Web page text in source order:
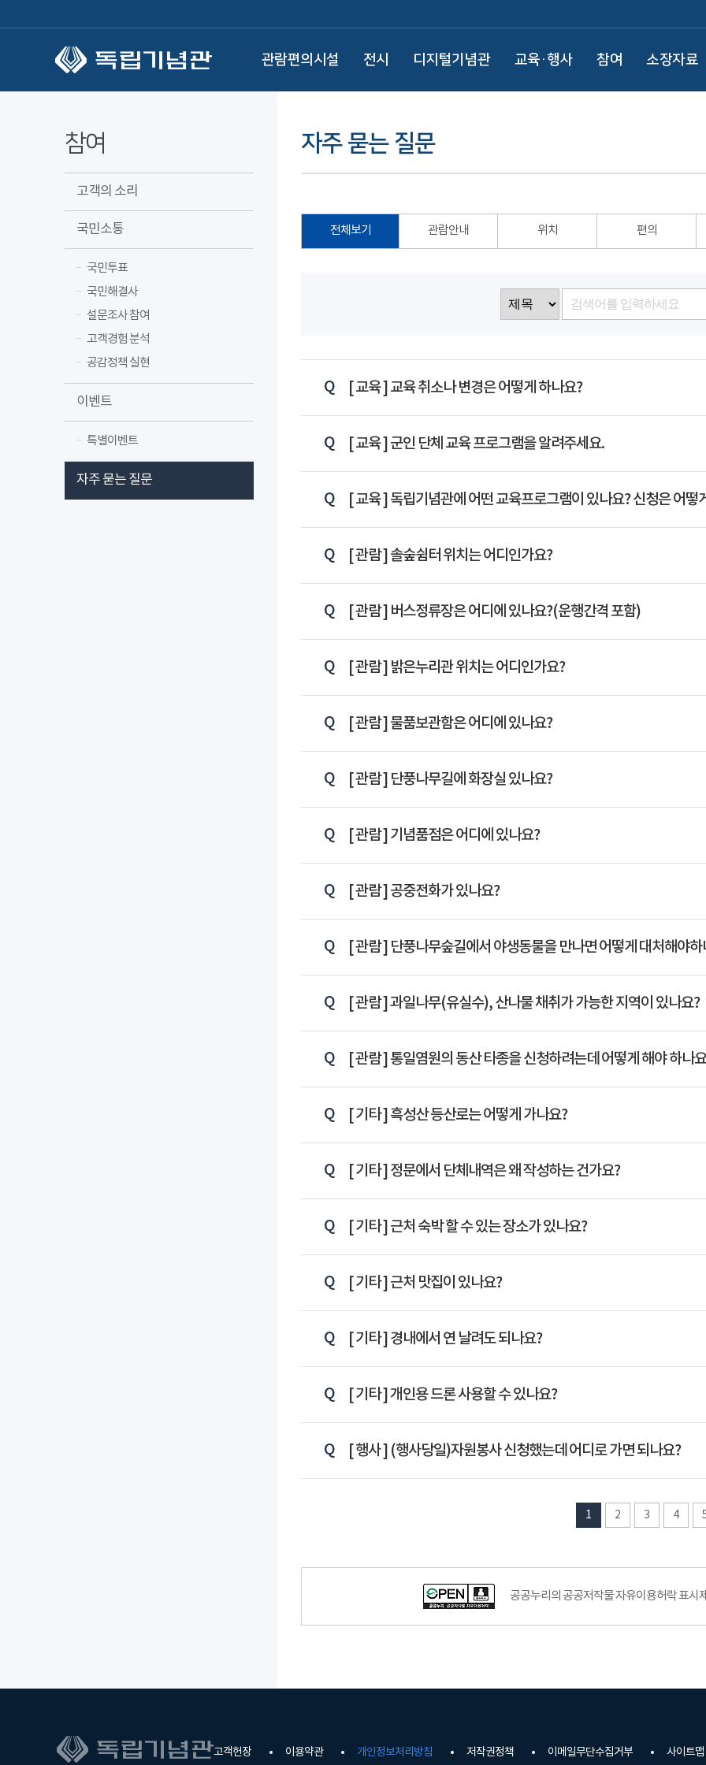
관람편의시설 전시 디지털기념관 교육·행사 참여 소장자료
참여
고객의 소리
국민소통
국민투표
국민해결사
설문조사 참여
고객경험 분석
공감정책 실현
이벤트
특별이벤트
자주 묻는 질문
자주 묻는 질문
전체보기 관람안내 위치 편의
Q
[ 교육 ] 교육 취소나 변경은 어떻게 하나요?
Q
[ 교육 ] 군인 단체 교육 프로그램을 알려주세요.
Q
[ 교육 ] 독립기념관에 어떤 교육프로그램이 있나요? 신청은 어떻
Q
[ 관람 ] 솔숲쉼터 위치는 어디인가요?
Q
[ 관람 ] 버스정류장은 어디에 있나요?(운행간격 포함)
Q
[ 관람 ] 밝은누리관 위치는 어디인가요?
Q
[ 관람 ] 물품보관함은 어디에 있나요?
Q
[ 관람 ] 단풍나무길에 화장실 있나요?
Q
[ 관람 ] 기념품점은 어디에 있나요?
Q
[ 관람 ] 공중전화가 있나요?
Q
[ 관람 ] 단풍나무숲길에서 야생동물을 만나면 어떻게 대처해야하
Q
[ 관람 ] 과일나무(유실수), 산나물 채취가 가능한 지역이 있나요?
Q
[ 관람 ] 통일염원의 동산 타종을 신청하려는데 어떻게 해야 하나
Q
[ 기타 ] 흑성산 등산로는 어떻게 가나요?
Q
[ 기타 ] 정문에서 단체내역은 왜 작성하는 건가요?
Q
[ 기타 ] 근처 숙박 할 수 있는 장소가 있나요?
Q
[ 기타 ] 근처 맛집이 있나요?
Q
[ 기타 ] 경내에서 연 날려도 되나요?
Q
[ 기타 ] 개인용 드론 사용할 수 있나요?
Q
[ 행사 ] (행사당일)자원봉사 신청했는데 어디로 가면 되나요?
1 2 3 4
공공누리의 공공저작물 자유이용허락 표시
고객헌장 이용약관 개인정보처리방침 저작권정책 이메일무단수집거부 사이트맵